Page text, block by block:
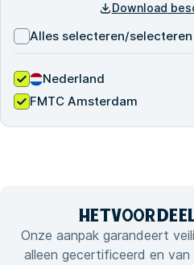
Download
Alles selecteren/selecteren
Nederland
FMTC Amsterdam
HET
Onze aanpak garandeert
alleen gecertificeerd en